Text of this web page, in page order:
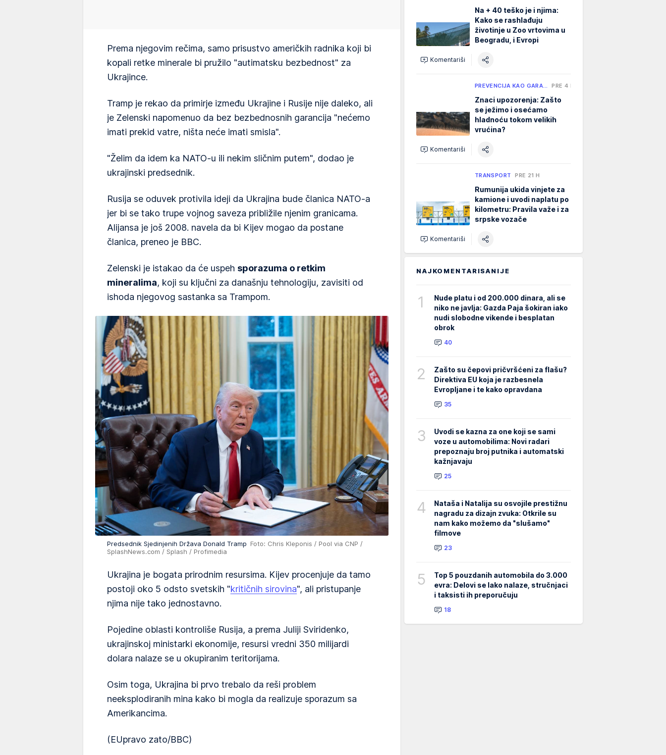
Prema njegovim rečima, samo prisustvo američkih radnika koji bi
kopali retke minerale bi pružilo "autimatsku bezbednost" za
Ukrajince.
Tramp je rekao da primirje između Ukrajine i Rusije nije daleko, ali
je Zelenski napomenuo da bez bezbednosnih garancija "nećemo
imati prekid vatre, ništa neće imati smisla".
"Želim da idem ka NATO-u ili nekim sličnim putem", dodao je
ukrajinski predsednik.
Rusija se oduvek protivila ideji da Ukrajina bude članica NATO-a
jer bi se tako trupe vojnog saveza približile njenim granicama.
Alijansa je još 2008. navela da bi Kijev mogao da postane
članica, preneo je BBC.
Zelenski je istakao da će uspeh sporazuma o retkim
mineralima, koji su ključni za današnju tehnologiju, zavisiti od
ishoda njegovog sastanka sa Trampom.
Predsednik Sjedinjenih Država Donald Tramp Foto: Chris Kleponis / Pool via CNP /
SplashNews.com / Splash / Profimedia
Ukrajina je bogata prirodnim resursima. Kijev procenjuje da tamo
postoji oko 5 odsto svetskih "kritičnih sirovina", ali pristupanje
njima nije tako jednostavno.
Pojedine oblasti kontroliše Rusija, a prema Juliji Sviridenko,
ukrajinskoj ministarki ekonomije, resursi vredni 350 milijardi
dolara nalaze se u okupiranim teritorijama.
Osim toga, Ukrajina bi prvo trebalo da reši problem
neeksplodiranih mina kako bi mogla da realizuje sporazum sa
Amerikancima.
(EUpravo zato/BBC)
Na + 40 teško je i njima:
Kako se rashlađuju
životinje u Zoo vrtovima u
Beogradu, i Evropi
Komentariši
PREVENCIJA KAO GARA… PRE 4 H
Znaci upozorenja: Zašto
se ježimo i osećamo
hladnoću tokom velikih
vrućina?
Komentariši
TRANSPORT PRE 21 H
Rumunija ukida vinjete za
kamione i uvodi naplatu po
kilometru: Pravila važe i za
srpske vozače
Komentariši
NAJKOMENTARISANIJE
1
Nude platu i od 200.000 dinara, ali se
niko ne javlja: Gazda Paja šokiran iako
nudi slobodne vikende i besplatan
obrok
40
2
Zašto su čepovi pričvršćeni za flašu?
Direktiva EU koja je razbesnela
Evropljane i te kako opravdana
35
3
Uvodi se kazna za one koji se sami
voze u automobilima: Novi radari
prepoznaju broj putnika i automatski
kažnjavaju
25
4
Nataša i Natalija su osvojile prestižnu
nagradu za dizajn zvuka: Otkrile su
nam kako možemo da "slušamo"
filmove
23
5
Top 5 pouzdanih automobila do 3.000
evra: Delovi se lako nalaze, stručnjaci
i taksisti ih preporučuju
18